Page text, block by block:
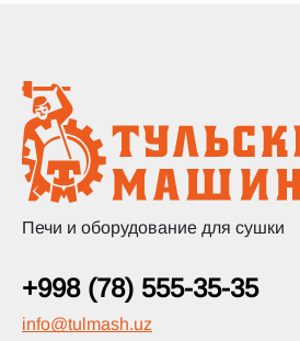
Печи и оборудование для сушки
+998 (78) 555-35-35
info@tulmash.uz